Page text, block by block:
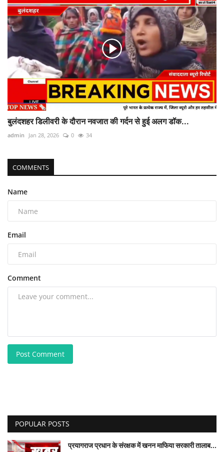
बुलंदशहर डिलीवरी के दौरान नवजात की गर्दन से हुई अलग डॉक...
admin Jan 28, 2026 0 34
COMMENTS
Name
Email
Comment
Post Comment
POPULAR POSTS
प्रयागराज प्रधान के संरक्षक में खनन माफिया सरकारी तालाब...